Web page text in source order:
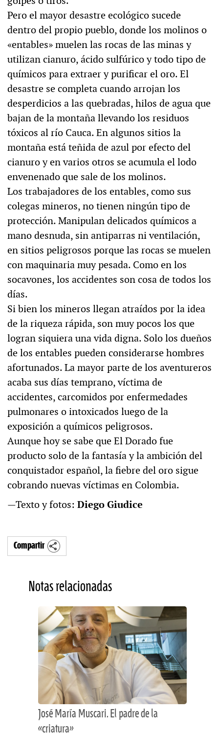
Pero el mayor desastre ecológico sucede
dentro del propio pueblo, donde los molinos o
«entables» muelen las rocas de las minas y
utilizan cianuro, ácido sulfúrico y todo tipo de
químicos para extraer y purificar el oro. El
desastre se completa cuando arrojan los
desperdicios a las quebradas, hilos de agua que
bajan de la montaña llevando los residuos
tóxicos al río Cauca. En algunos sitios la
montaña está teñida de azul por efecto del
cianuro y en varios otros se acumula el lodo
envenenado que sale de los molinos.
Los trabajadores de los entables, como sus
colegas mineros, no tienen ningún tipo de
protección. Manipulan delicados químicos a
mano desnuda, sin antiparras ni ventilación,
en sitios peligrosos porque las rocas se muelen
con maquinaria muy pesada. Como en los
socavones, los accidentes son cosa de todos los
días.
Si bien los mineros llegan atraídos por la idea
de la riqueza rápida, son muy pocos los que
logran siquiera una vida digna. Solo los dueños
de los entables pueden considerarse hombres
afortunados. La mayor parte de los aventureros
acaba sus días temprano, víctima de
accidentes, carcomidos por enfermedades
pulmonares o intoxicados luego de la
exposición a químicos peligrosos.
Aunque hoy se sabe que El Dorado fue
producto solo de la fantasía y la ambición del
conquistador español, la fiebre del oro sigue
cobrando nuevas víctimas en Colombia.
—Texto y fotos: Diego Giudice
Compartir
Notas relacionadas
José María Muscari. El padre de la
«criatura»